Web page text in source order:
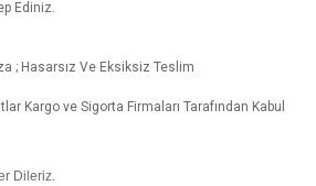
Ediniz.
; Hasarsız Ve Eksiksiz Teslim
Kargo ve Sigorta Firmaları Tarafından Kabul
Dileriz.